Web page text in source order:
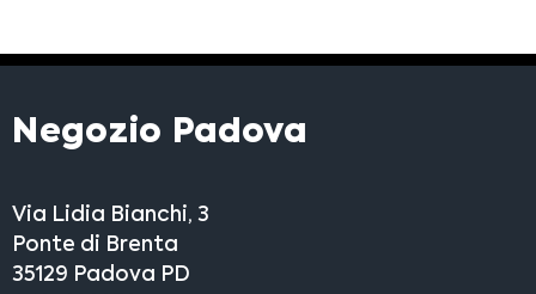
Negozio Padova
Via Lidia Bianchi, 3
Ponte di Brenta
35129 Padova PD